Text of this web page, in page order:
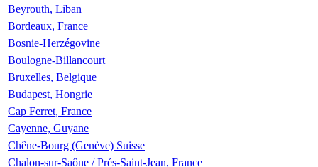
Beyrouth, Liban
Bordeaux, France
Bosnie-Herzégovine
Boulogne-Billancourt
Bruxelles, Belgique
Budapest, Hongrie
Cap Ferret, France
Cayenne, Guyane
Chêne-Bourg (Genève) Suisse
Chalon-sur-Saône / Prés-Saint-Jean, France